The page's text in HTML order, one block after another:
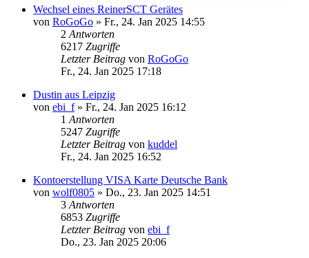
Wechsel eines ReinerSCT Gerätes
von RoGoGo » Fr., 24. Jan 2025 14:55
2 Antworten
6217 Zugriffe
Letzter Beitrag von RoGoGo
Fr., 24. Jan 2025 17:18
Dustin aus Leipzig
von ebi_f» Fr., 24. Jan 2025 16:12
1 Antworten
5247 Zugriffe
Letzter Beitrag von kuddel
Fr., 24. Jan 2025 16:52
Kontoerstellung VISA Karte Deutsche Bank
von wolf0805 » Do., 23. Jan 2025 14:51
3 Antworten
6853 Zugriffe
Letzter Beitrag von ebi_f
Do., 23. Jan 2025 20:06